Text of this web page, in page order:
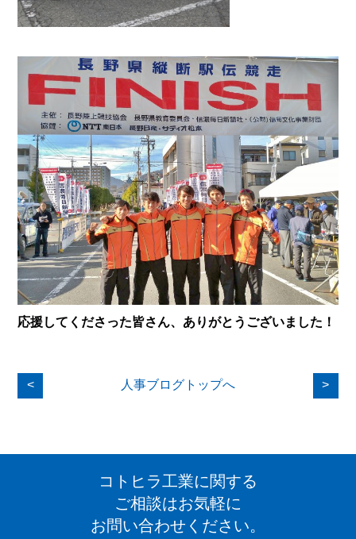
応援してくださった皆さん、ありがとうございました！
< >
人事ブログトップへ
コトヒラ工業に関する
ご相談はお気軽に
お問い合わせください。